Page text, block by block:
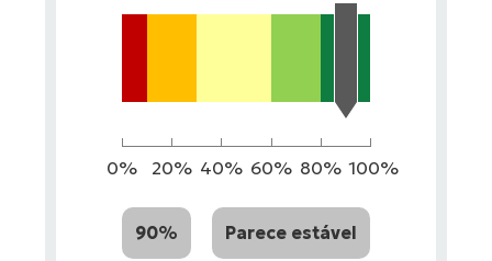
0% 20% 40% 60% 80% 100%
90% Parece estável